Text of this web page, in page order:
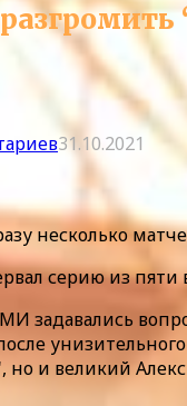
31.10.2021
несколько
серию из
и великий